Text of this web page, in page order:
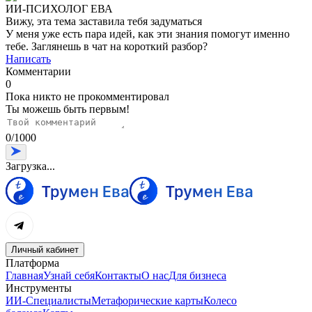
ИИ-ПСИХОЛОГ ЕВА
Вижу, эта тема заставила тебя задуматься
У меня уже есть пара идей, как эти знания помогут именно
тебе. Заглянешь в чат на короткий разбор?
Написать
Комментарии
0
Пока никто не прокомментировал
Ты можешь быть первым!
0/1000
Загрузка...
Личный кабинет
Платформа
ГлавнаяУзнай себяКонтактыО насДля бизнеса
Инструменты
ИИ-СпециалистыМетафорические картыКолесо